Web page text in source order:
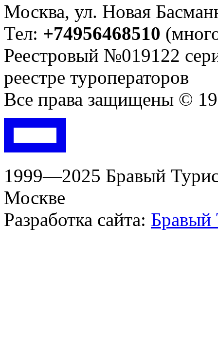
Москва, ул. Новая
Тел: +74956468510
Реестровый №019122
реестре туроператоров
Все права защищены ©
1999—2025 Бравый
Москве
Разработка сайта: Бравый